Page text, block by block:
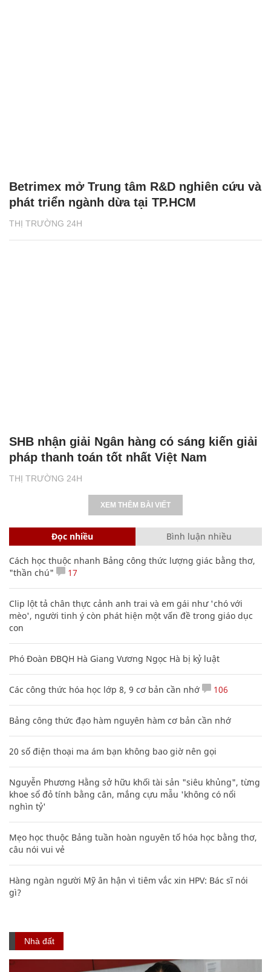
THỊ TRƯỜNG 24H
Betrimex mở Trung tâm R&D nghiên cứu và
phát triển ngành dừa tại TP.HCM
THỊ TRƯỜNG 24H
SHB nhận giải Ngân hàng có sáng kiến giải
pháp thanh toán tốt nhất Việt Nam
XEM THÊM BÀI VIẾT
Đọc nhiều Bình luận nhiều
Cách học thuộc nhanh Bảng công thức lượng giác bằng thơ,
"thần chú"
17
Clip lột tả chân thực cảnh anh trai và em gái như 'chó với
mèo', người tinh ý còn phát hiện một vấn đề trong giáo dục
con
Phó Đoàn ĐBQH Hà Giang Vương Ngọc Hà bị kỷ luật
Các công thức hóa học lớp 8, 9 cơ bản cần nhớ 106
Bảng công thức đạo hàm nguyên hàm cơ bản cần nhớ
20 số điện thoại ma ám bạn không bao giờ nên gọi
Nguyễn Phương Hằng sở hữu khối tài sản "siêu khủng", từng
khoe sổ đỏ tính bằng cân, mắng cựu mẫu 'không có nổi
nghìn tỷ'
Mẹo học thuộc Bảng tuần hoàn nguyên tố hóa học bằng thơ,
câu nói vui vẻ
Hàng ngàn người Mỹ ân hận vì tiêm vắc xin HPV: Bác sĩ nói
gì?
Nhà đất